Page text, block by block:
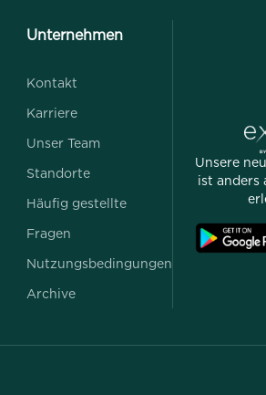
Unternehmen
Kontakt
Karriere
Unser Team
Standorte
Häufig gestellte
Fragen
Nutzungsbedingungen
Archive
Unsere
ist anders